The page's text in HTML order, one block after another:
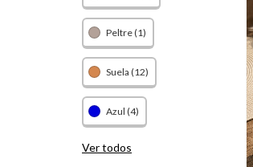
Peltre (1)
Suela (12)
Azul (4)
Ver todos